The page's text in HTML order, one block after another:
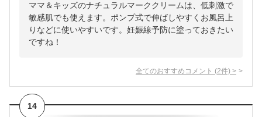
ママ＆キッズのナチュラルマーククリームは、低刺激で
敏感肌でも使えます。ポンプ式で伸ばしやすくお風呂上
りなどに使いやすいです。妊娠線予防に塗っておきたい
ですね！
全てのおすすめコメント (2件) >
14